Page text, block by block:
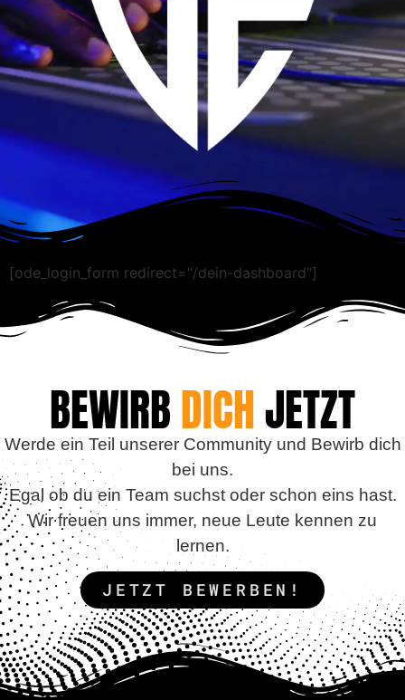
[ode_login_form redirect="/dein-dashboard"]
BEWIRBDICHJETZT
Werde ein Teil unserer Community und Bewirb dich
bei uns.
Egal ob du ein Team suchst oder schon eins hast.
Wir freuen uns immer, neue Leute kennen zu
lernen.
JETZT BEWERBEN!